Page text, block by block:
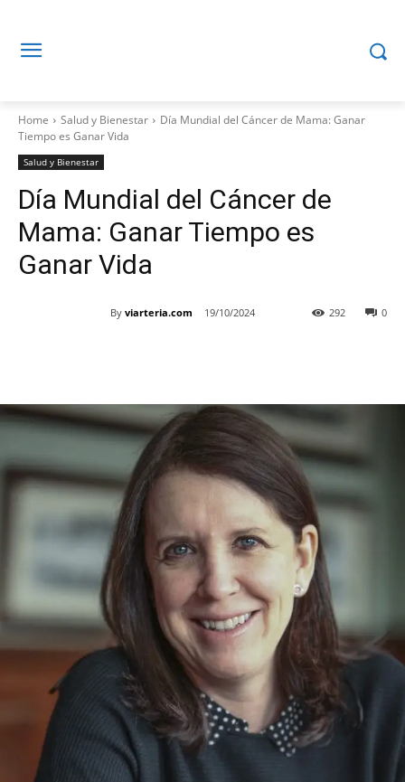
Home Salud y Bienestar
Día Mundial del Cáncer de Mama: Ganar
Tiempo es Ganar Vida
Salud y Bienestar
Día Mundial del Cáncer de
Mama: Ganar Tiempo es
Ganar Vida
By viarteria.com 19/10/2024 0
292